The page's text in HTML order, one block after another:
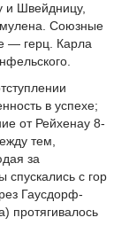
и Швейдницу,
Союзные
— герц. Карла
в успехе;
от Рейхенау 8-
тем,
за
спускались с гор
Гаусдорф-
протягивалось